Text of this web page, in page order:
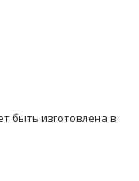
быть изготовлена в